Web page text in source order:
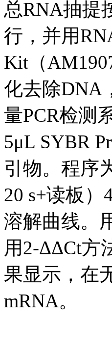
总RNA抽提
行，并用
Kit（
化去除DNA
量PCR检测
5μL SYBR
引物。程序
20 s+读板）
溶解曲线。
用2-ΔΔCt方
果显示，在
mRNA。